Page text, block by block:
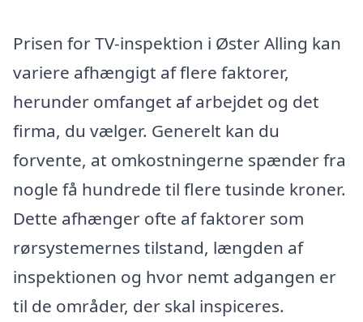
Prisen for TV-inspektion i Øster Alling kan
variere afhængigt af flere faktorer,
herunder omfanget af arbejdet og det
firma, du vælger. Generelt kan du
forvente, at omkostningerne spænder fra
nogle få hundrede til flere tusinde kroner.
Dette afhænger ofte af faktorer som
rørsystemernes tilstand, længden af
inspektionen og hvor nemt adgangen er
til de områder, der skal inspiceres.